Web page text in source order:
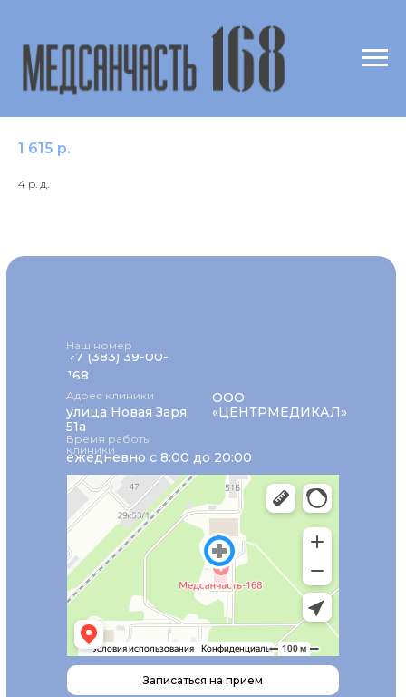
IgE к аллергену f7 Овес/Oat/Avena
1 615 р.
4 р. д.
+7 (383) 39-00-
168
Наш номер
ежедневно с 8:00 до 20:00
Время работы
клиники
Адрес клиники
улица Новая Заря,
51а
ООО
«ЦЕНТРМЕДИКАЛ»
Записаться на прием